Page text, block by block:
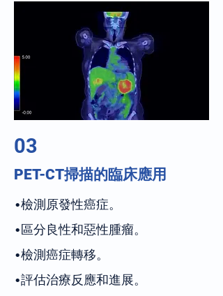
03
PET-CT掃描的臨床應用
•檢測原發性癌症。
•區分良性和惡性腫瘤。
•檢測癌症轉移。
•評估治療反應和進展。